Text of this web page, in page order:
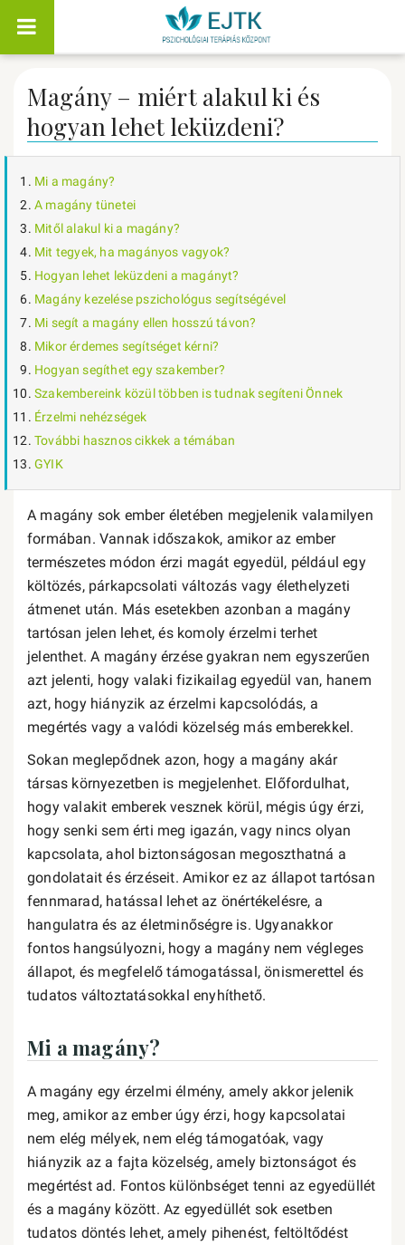
Magány – miért alakul ki és
hogyan lehet leküzdeni?
Mi a magány?
A magány tünetei
Mitől alakul ki a magány?
Mit tegyek, ha magányos vagyok?
Hogyan lehet leküzdeni a magányt?
Magány kezelése pszichológus segítségével
Mi segít a magány ellen hosszú távon?
Mikor érdemes segítséget kérni?
Hogyan segíthet egy szakember?
Szakembereink közül többen is tudnak segíteni Önnek
Érzelmi nehézségek
További hasznos cikkek a témában
GYIK
A magány sok ember életében megjelenik valamilyen
formában. Vannak időszakok, amikor az ember
természetes módon érzi magát egyedül, például egy
költözés, párkapcsolati változás vagy élethelyzeti
átmenet után. Más esetekben azonban a magány
tartósan jelen lehet, és komoly érzelmi terhet
jelenthet. A magány érzése gyakran nem egyszerűen
azt jelenti, hogy valaki fizikailag egyedül van, hanem
azt, hogy hiányzik az érzelmi kapcsolódás, a
megértés vagy a valódi közelség más emberekkel.
Sokan meglepődnek azon, hogy a magány akár
társas környezetben is megjelenhet. Előfordulhat,
hogy valakit emberek vesznek körül, mégis úgy érzi,
hogy senki sem érti meg igazán, vagy nincs olyan
kapcsolata, ahol biztonságosan megoszthatná a
gondolatait és érzéseit. Amikor ez az állapot tartósan
fennmarad, hatással lehet az önértékelésre, a
hangulatra és az életminőségre is. Ugyanakkor
fontos hangsúlyozni, hogy a magány nem végleges
állapot, és megfelelő támogatással, önismerettel és
tudatos változtatásokkal enyhíthető.
Mi a magány?
A magány egy érzelmi élmény, amely akkor jelenik
meg, amikor az ember úgy érzi, hogy kapcsolatai
nem elég mélyek, nem elég támogatóak, vagy
hiányzik az a fajta közelség, amely biztonságot és
megértést ad. Fontos különbséget tenni az egyedüllét
és a magány között. Az egyedüllét sok esetben
tudatos döntés lehet, amely pihenést, feltöltődést